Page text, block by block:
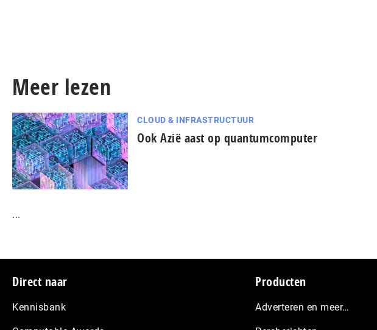
Meer lezen
CLOUD & INFRASTRUCTUUR
Ook Azië aast op quantumcomputer
...
Footer
Direct naar
Kennisbank
Producten
Adverteren en meer…